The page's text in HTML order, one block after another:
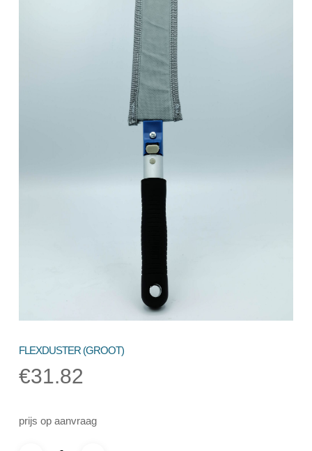
FLEXDUSTER (GROOT)
€31.82
prijs op aanvraag